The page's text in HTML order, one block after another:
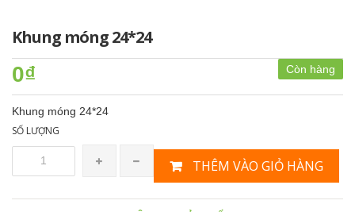
Khung móng 24*24
Còn hàng
0₫
Khung móng 24*24
SỐ LƯỢNG
THÊM VÀO GIỎ HÀNG